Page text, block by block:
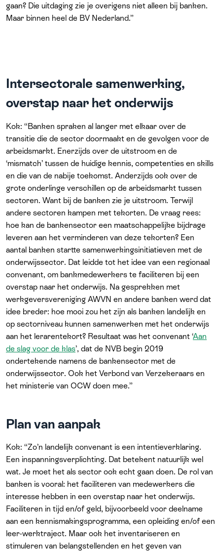
gaan? Die uitdaging zie je overigens niet alleen bij banken.
Maar binnen heel de BV Nederland.”
Intersectorale samenwerking,
overstap naar het onderwijs
Kok: “Banken spraken al langer met elkaar over de
transitie die de sector doormaakt en de gevolgen voor de
arbeidsmarkt. Enerzijds over de uitstroom en de
‘mismatch’ tussen de huidige kennis, competenties en skills
en die van de nabije toekomst. Anderzijds ook over de
grote onderlinge verschillen op de arbeidsmarkt tussen
sectoren. Want bij de banken zie je uitstroom. Terwijl
andere sectoren kampen met tekorten. De vraag rees:
hoe kan de bankensector een maatschappelijke bijdrage
leveren aan het verminderen van deze tekorten? Een
aantal banken startte samenwerkingsinitiatieven met de
onderwijssector. Dat leidde tot het idee van een regionaal
convenant, om bankmedewerkers te faciliteren bij een
overstap naar het onderwijs. Na gesprekken met
werkgeversvereniging AWVN en andere banken werd dat
idee breder: hoe mooi zou het zijn als banken landelijk en
op sectorniveau kunnen samenwerken met het onderwijs
aan het lerarentekort? Resultaat was het convenant ‘Aan
de slag voor de klas’, dat de NVB begin 2019
ondertekende namens de bankensector met de
onderwijssector. Ook het Verbond van Verzekeraars en
het ministerie van OCW doen mee.”
Plan van aanpak
Kok: “Zo’n landelijk convenant is een intentieverklaring.
Een inspanningsverplichting. Dat betekent natuurlijk wel
wat. Je moet het als sector ook echt gaan doen. De rol van
banken is vooral: het faciliteren van medewerkers die
interesse hebben in een overstap naar het onderwijs.
Faciliteren in tijd en/of geld, bijvoorbeeld voor deelname
aan een kennismakingsprogramma, een opleiding en/of een
leer-werktraject. Maar ook het inventariseren en
stimuleren van belangstellenden en het geven van